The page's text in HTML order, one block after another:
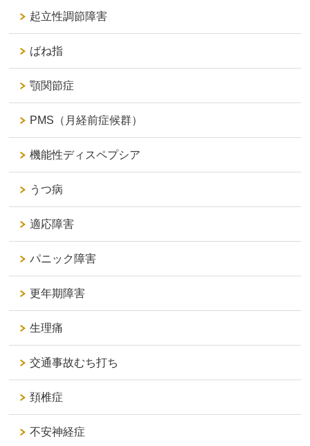
起立性調節障害
ばね指
顎関節症
PMS（月経前症候群）
機能性ディスペプシア
うつ病
適応障害
パニック障害
更年期障害
生理痛
交通事故むち打ち
頚椎症
不安神経症